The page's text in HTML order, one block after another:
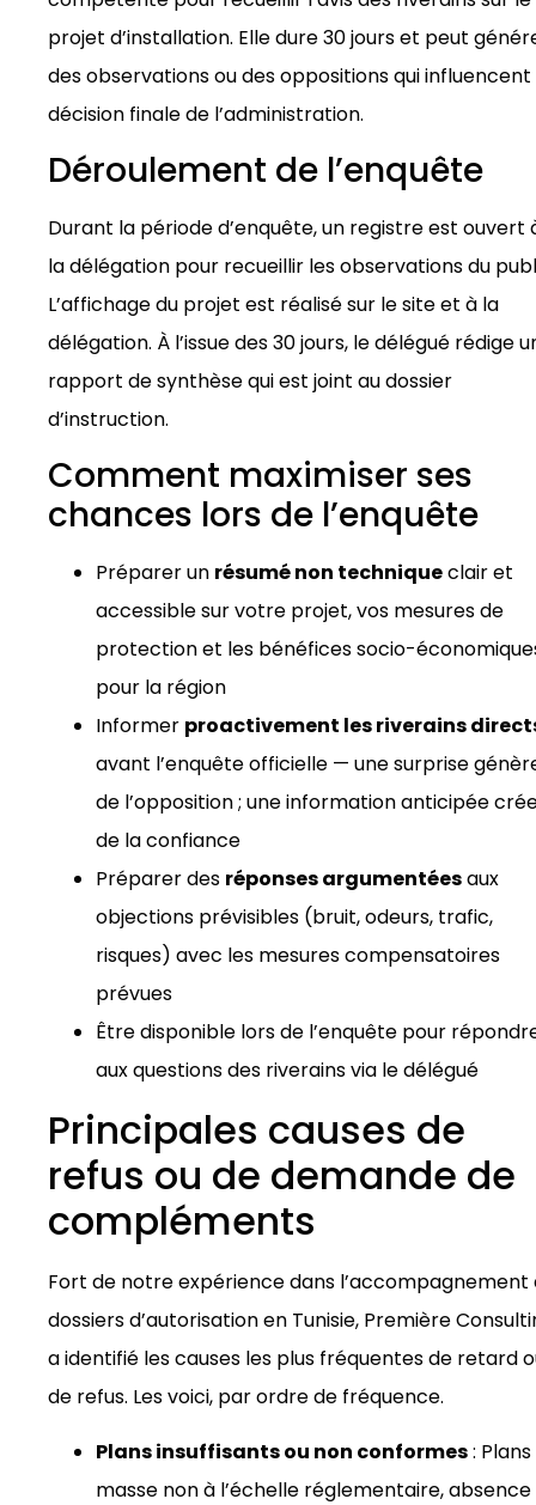
projet d’installation. Elle dure 30 jours et peut
des observations ou des oppositions qui influencent
décision finale de l’administration.
Déroulement de l’enquête
Durant la période d’enquête, un registre est ouvert
la délégation pour recueillir les observations du
L’affichage du projet est réalisé sur le site et à la
délégation. À l’issue des 30 jours, le délégué rédige
rapport de synthèse qui est joint au dossier
d’instruction.
Comment maximiser ses
chances lors de l’enquête
Préparer un résumé non techniqueclair et
accessible sur votre projet, vos mesures de
protection et les bénéfices socio-
pour la région
Informer proactivement les riverains
avant l’enquête officielle — une surprise
de l’opposition ; une information anticipée
de la confiance
Préparer des réponses argumentéesaux
objections prévisibles (bruit, odeurs, trafic,
risques) avec les mesures compensatoires
prévues
Être disponible lors de l’enquête pour
aux questions des riverains via le délégué
Principales causes de
refus ou de demande de
compléments
Fort de notre expérience dans l’accompagnement
dossiers d’autorisation en Tunisie, Première
a identifié les causes les plus fréquentes de retard
de refus. Les voici, par ordre de fréquence.
Plans insuffisants ou non conformes:
masse non à l’échelle réglementaire, absence